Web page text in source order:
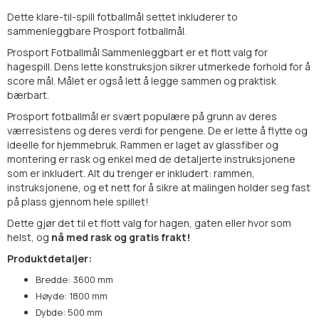
Dette klare-til-spill fotballmål settet inkluderer to
sammenleggbare Prosport fotballmål.
Prosport Fotballmål Sammenleggbart er et flott valg for
hagespill. Dens lette konstruksjon sikrer utmerkede forhold for å
score mål. Målet er også lett å legge sammen og praktisk
bærbart.
Prosport fotballmål er svært populære på grunn av deres
værresistens og deres verdi for pengene. De er lette å flytte og
ideelle for hjemmebruk. Rammen er laget av glassfiber og
montering er rask og enkel med de detaljerte instruksjonene
som er inkludert. Alt du trenger er inkludert: rammen,
instruksjonene, og et nett for å sikre at malingen holder seg fast
på plass gjennom hele spillet!
Dette gjør det til et flott valg for hagen, gaten eller hvor som
helst, og nå med rask og gratis frakt!
Produktdetaljer:
Bredde: 3600 mm
Høyde: 1800 mm
Dybde: 500 mm